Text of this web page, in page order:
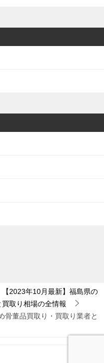
【2023年10月最新】福島県の
取り相場の全情報
骨董品買取り・買取り業者と